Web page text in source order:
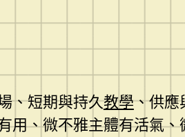
、短期與持久教學、供應
用、微不雅主體有活氣